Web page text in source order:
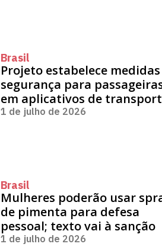
Brasil
Projeto estabelece
segurança para
em aplicativos de
1 de julho de 2026
Brasil
Mulheres poderão usar
de pimenta para defesa
pessoal; texto vai à sanção
1 de julho de 2026